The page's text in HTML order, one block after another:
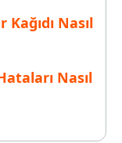
Nasıl
Nasıl